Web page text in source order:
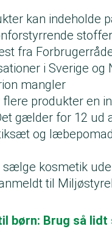
kan indeholde
fra
i Sverige og
mangler
produkter en
gælder for 12 ud
og
kosmetik
til
børn: Brug så lidt